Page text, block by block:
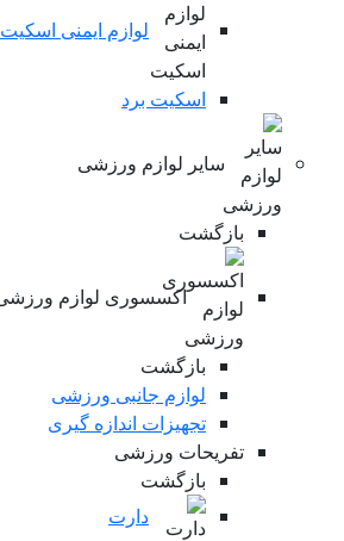
لوازم ایمنی اسکیت
اسکیت برد
سایر لوازم ورزشی
بازگشت
اکسسوری لوازم ورزشی
بازگشت
لوازم جانبی ورزشی
تجهیزات اندازه گیری
تفریحات ورزشی
بازگشت
دارت